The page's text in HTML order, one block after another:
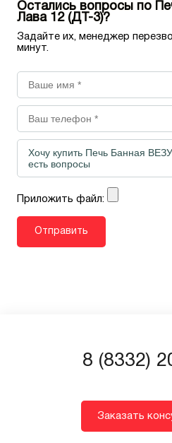
Остались вопросы по
Лава 12 (ДТ-3)?
Задайте их, менеджер
минут.
Приложить файл:
8 (8332)
Заказать